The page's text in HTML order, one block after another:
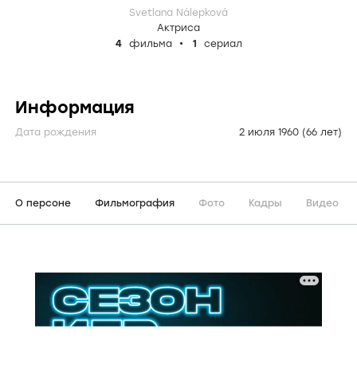
Svetlana Nálepková
Актриса
4
фильма 1 сериал
Информация
Дата рождения 2 июля 1960 (66 лет)
О персоне Фильмография Фото Кадры Видео